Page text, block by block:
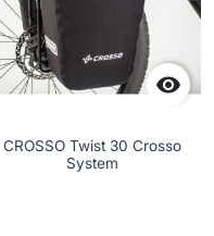

CROSSO Twist 30 Crosso
System